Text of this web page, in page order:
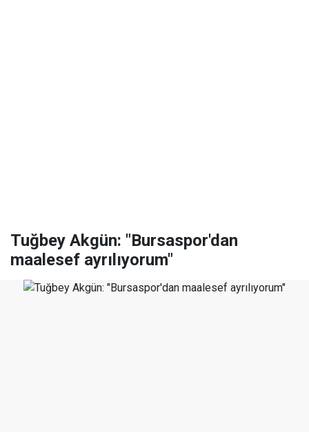
Tuğbey Akgün: "Bursaspor'dan
maalesef ayrılıyorum"